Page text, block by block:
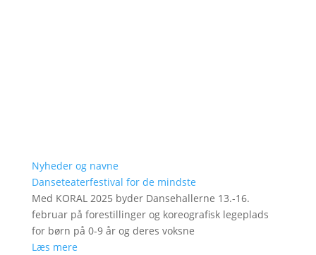
Nyheder og navne
Danseteaterfestival for de mindste
Med KORAL 2025 byder Dansehallerne 13.-16.
februar på forestillinger og koreografisk legeplads
for børn på 0-9 år og deres voksne
Læs mere